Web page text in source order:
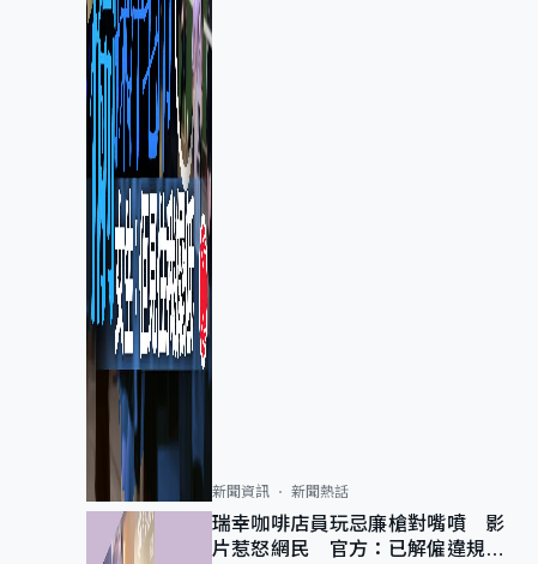
新聞資訊 新聞熱話
瑞幸咖啡店員玩忌廉槍對嘴噴 影
片惹怒網民 官方：已解僱違規員